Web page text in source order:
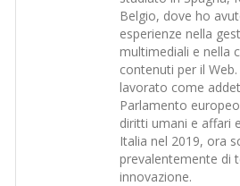
Belgio, dove ho
esperienze nella
multimediali e nella
contenuti per il
lavorato come
Parlamento
diritti umani e affari
Italia nel 2019, ora
prevalentemente di
innovazione.